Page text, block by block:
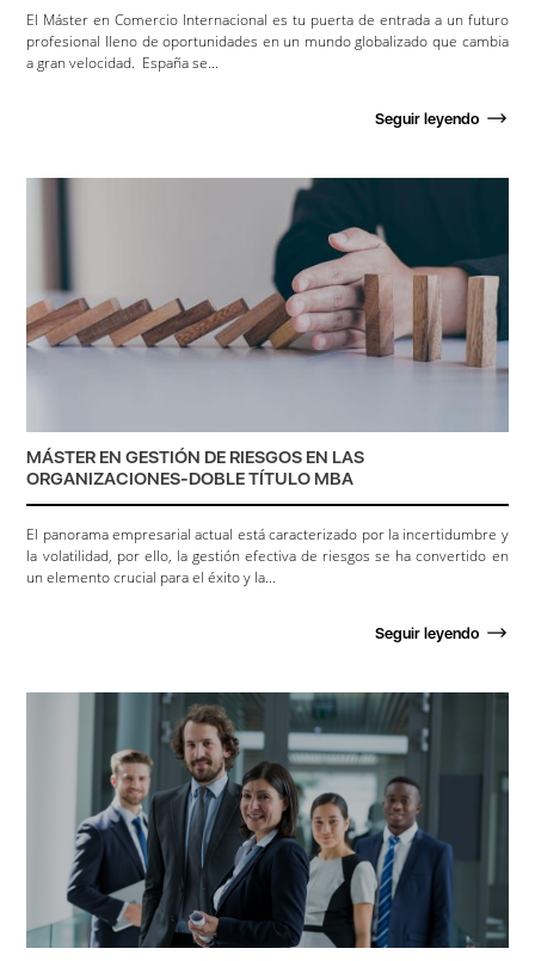
El Máster en Comercio Internacional es tu puerta de entrada a un futuro
profesional lleno de oportunidades en un mundo globalizado que cambia
a gran velocidad. España se...
Seguir leyendo
MÁSTER EN GESTIÓN DE RIESGOS EN LAS
ORGANIZACIONES-DOBLE TÍTULO MBA
El panorama empresarial actual está caracterizado por la incertidumbre y
la volatilidad, por ello, la gestión efectiva de riesgos se ha convertido en
un elemento crucial para el éxito y la...
Seguir leyendo